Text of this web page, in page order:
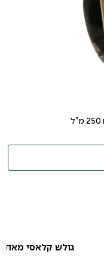
גולש קלאסי מאת